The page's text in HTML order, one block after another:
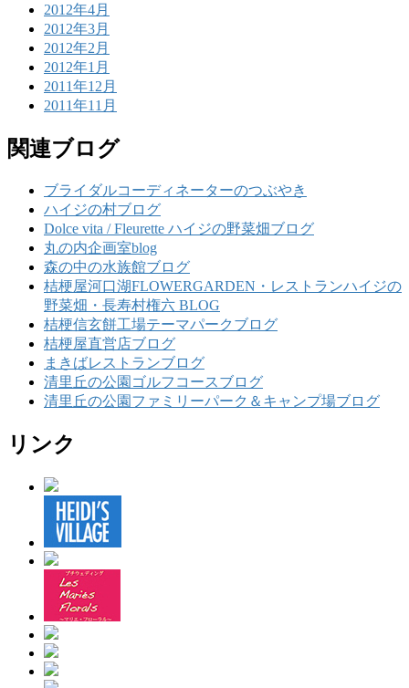
2012年4月
2012年3月
2012年2月
2012年1月
2011年12月
2011年11月
関連ブログ
ブライダルコーディネーターのつぶやき
ハイジの村ブログ
Dolce vita / Fleurette ハイジの野菜畑ブログ
丸の内企画室blog
森の中の水族館ブログ
桔梗屋河口湖FLOWERGARDEN・レストランハイジの
野菜畑・長寿村権六 BLOG
桔梗信玄餅工場テーマパークブログ
桔梗屋直営店ブログ
まきばレストランブログ
清里丘の公園ゴルフコースブログ
清里丘の公園ファミリーパーク＆キャンプ場ブログ
リンク